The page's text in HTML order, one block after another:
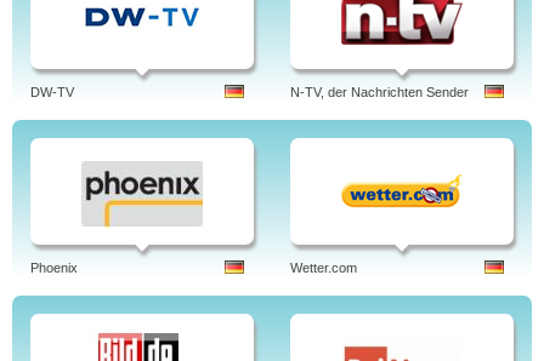
DW-TV N-TV, der Nachrichten Sender
Phoenix Wetter.com